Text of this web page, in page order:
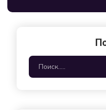
аспекты работы 3D
открываются перед